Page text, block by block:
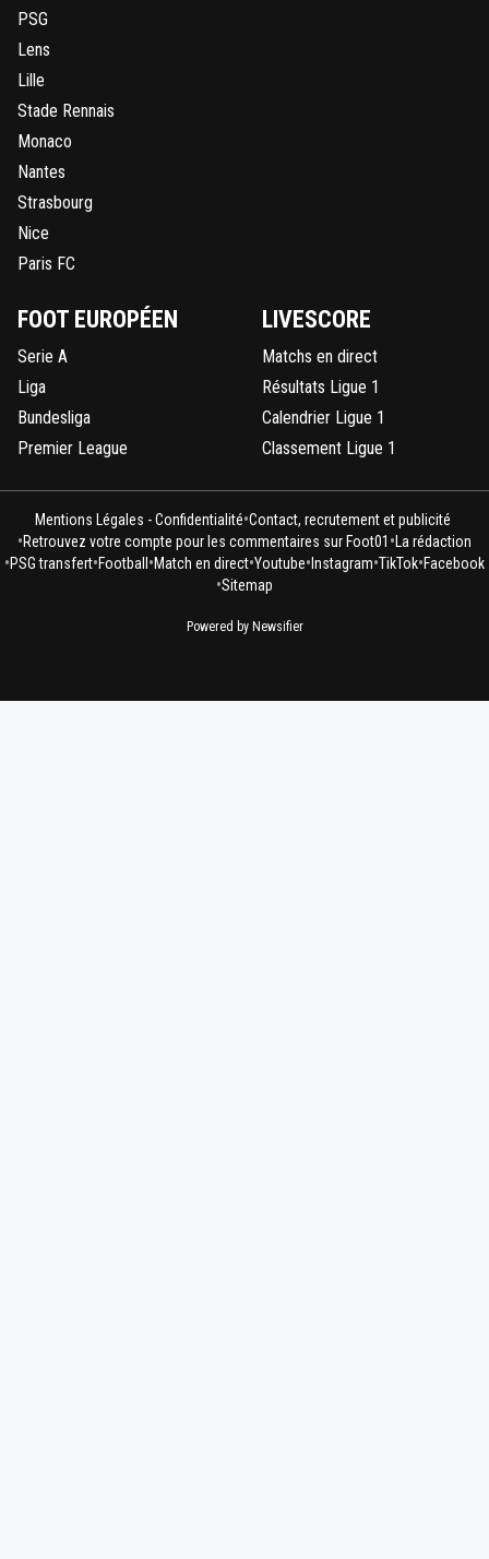
PSG
Lens
Lille
Stade Rennais
Monaco
Nantes
Strasbourg
Nice
Paris FC
FOOT EUROPÉEN
Serie A
Liga
Bundesliga
Premier League
LIVESCORE
Matchs en direct
Résultats Ligue 1
Calendrier Ligue 1
Classement Ligue 1
Mentions Légales - Confidentialité•Contact, recrutement et publicité
•Retrouvez votre compte pour les commentaires sur Foot01 • La rédaction
•PSG transfert•Football •Match en direct•Youtube• Instagram•TikTok•Facebook
•Sitemap
Powered by Newsifier